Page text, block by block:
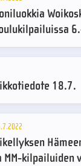
18.7.
MM-kilpailuiden